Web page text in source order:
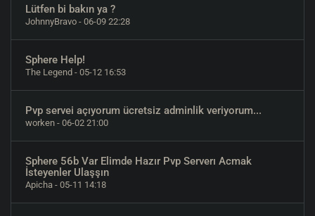
Lütfen bi bakın ya ?
JohnnyBravo - 06-09 22:28
Sphere Help!
The Legend - 05-12 16:53
Pvp servei açıyorum ücretsiz adminlik veriyorum...
worken - 06-02 21:00
Sphere 56b Var Elimde Hazır Pvp Serverı Acmak
İsteyenler Ulaşşın
Apicha - 05-11 14:18